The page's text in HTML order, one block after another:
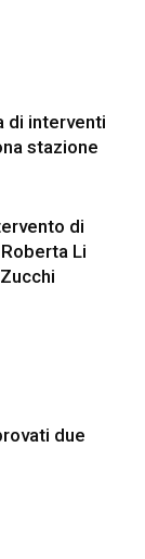
di interventi
stazione
di
Li
due